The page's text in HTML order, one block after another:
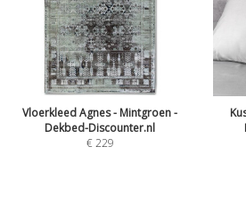
Vloerkleed Agnes - Mintgroen -
Dekbed-Discounter.nl
€229